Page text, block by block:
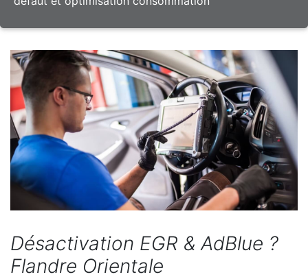
Désactivation EGR & AdBlue ?
Flandre Orientale